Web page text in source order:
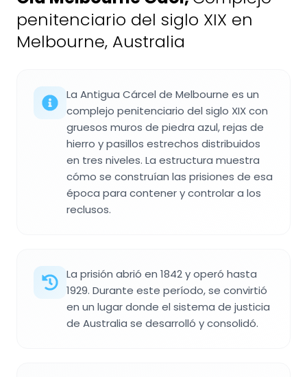
penitenciario del siglo XIX en
Melbourne, Australia
La Antigua Cárcel de Melbourne es un
complejo penitenciario del siglo XIX con
gruesos muros de piedra azul, rejas de
hierro y pasillos estrechos distribuidos
en tres niveles. La estructura muestra
cómo se construían las prisiones de esa
época para contener y controlar a los
reclusos.
La prisión abrió en 1842 y operó hasta
1929. Durante este período, se convirtió
en un lugar donde el sistema de justicia
de Australia se desarrolló y consolidó.